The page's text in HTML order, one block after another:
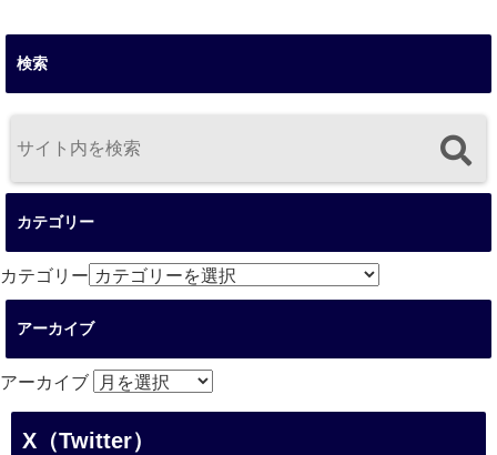
検索
カテゴリー
カテゴリー
アーカイブ
アーカイブ
X（Twitter）